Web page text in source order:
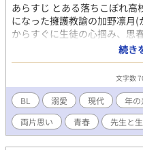
あらすじ とある落ちこぼれ高
になった擁護教諭の加野凛月
からすぐに生徒の心掴み、思
を持たれたりと忙しい日々を
(しょうご)だけは加野にとっ
た。 だけど加野は昔のトラ
を恐れ、将吾と深く関わらな
に接しようとするが、強気で
ンタルが弱かったり、時に積
揺れ動いていく… この先、2
続き
文字数
BL 溺愛 現代 年の
両片思い
青春 先生と